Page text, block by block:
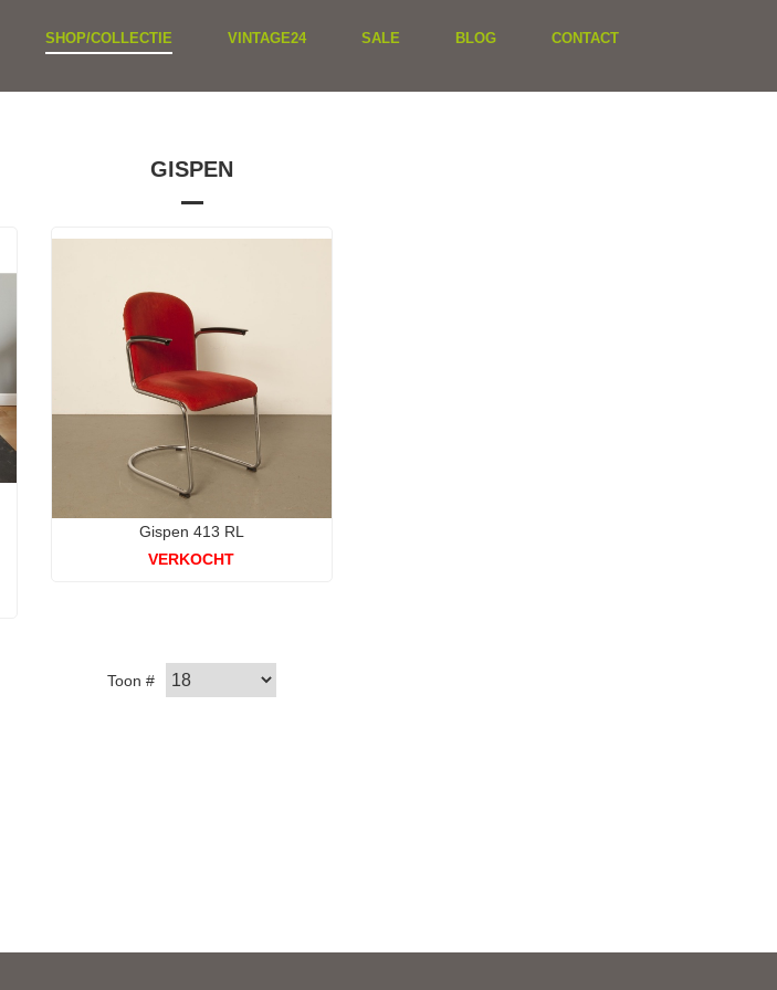
SHOP/COLLECTIE VINTAGE24 SALE BLOG CONTACT
GISPEN
Gispen 413 RL
VERKOCHT
Toon #